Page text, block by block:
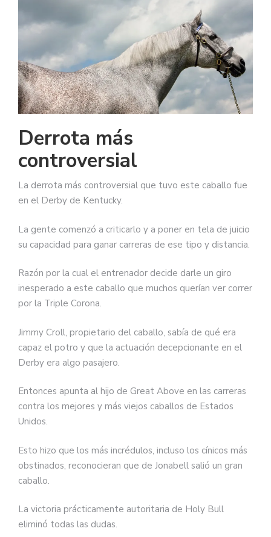
Derrota más
controversial
La derrota más controversial que tuvo este caballo fue
en el Derby de Kentucky.
La gente comenzó a criticarlo y a poner en tela de juicio
su capacidad para ganar carreras de ese tipo y distancia.
Razón por la cual el entrenador decide darle un giro
inesperado a este caballo que muchos querían ver correr
por la Triple Corona.
Jimmy Croll, propietario del caballo, sabía de qué era
capaz el potro y que la actuación decepcionante en el
Derby era algo pasajero.
Entonces apunta al hijo de Great Above en las carreras
contra los mejores y más viejos caballos de Estados
Unidos.
Esto hizo que los más incrédulos, incluso los cínicos más
obstinados, reconocieran que de Jonabell salió un gran
caballo.
La victoria prácticamente autoritaria de Holy Bull
eliminó todas las dudas.